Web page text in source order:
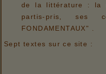
de la littérature : la
partis-pris, ses
FONDAMENTAUX" .
Sept textes sur ce site :